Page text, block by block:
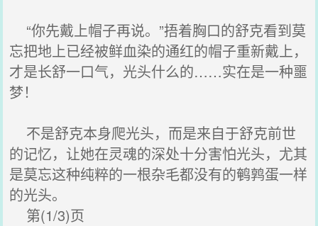
“你先戴上帽子再说。”捂着胸口的舒克看到莫
忘把地上已经被鲜血染的通红的帽子重新戴上，
才是长舒一口气，光头什么的……实在是一种噩
梦！
不是舒克本身爬光头，而是来自于舒克前世
的记忆，让她在灵魂的深处十分害怕光头，尤其
是莫忘这种纯粹的一根杂毛都没有的鹌鹑蛋一样
的光头。
第(1/3)页